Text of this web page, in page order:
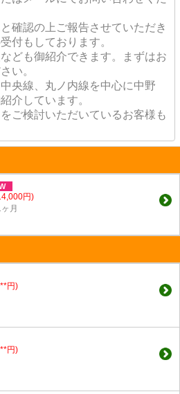
確認の上ご報告させていただき
付もしております。
ども御紹介できます。まずはお
い。
央線、丸ノ内線を中心に中野
介しています。
ご検討いただいているお客様も
円)
月
円)
円)